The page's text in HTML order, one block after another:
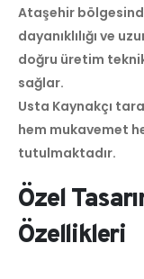
Ataşehir
dayanıklılığı ve
doğru üretim
sağlar.
Usta Kaynakçı
hem mukavemet
tutulmaktadır.
Özel
Özellikleri